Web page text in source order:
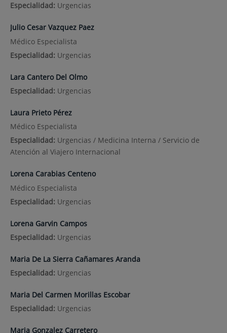
Especialidad: Urgencias
Julio Cesar Vazquez Paez
Médico Especialista
Especialidad: Urgencias
Lara Cantero Del Olmo
Especialidad: Urgencias
Laura Prieto Pérez
Médico Especialista
Especialidad: Urgencias / Medicina Interna / Servicio de
Atención al Viajero Internacional
Lorena Carabias Centeno
Médico Especialista
Especialidad: Urgencias
Lorena Garvin Campos
Especialidad: Urgencias
Maria De La Sierra Cañamares Aranda
Especialidad: Urgencias
Maria Del Carmen Morillas Escobar
Especialidad: Urgencias
Maria Gonzalez Carretero